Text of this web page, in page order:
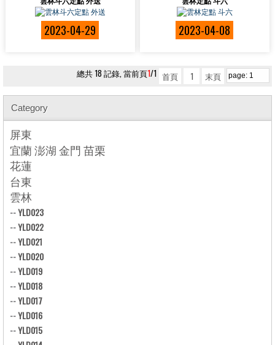
2023-04-29 2023-04-08
總共 18 記錄, 當前頁1/1 首頁 1 末頁
Category
屏東
宜蘭 澎湖 金門 苗栗
花蓮
台東
雲林
--YLD023
--YLD022
--YLD021
--YLD020
--YLD019
--YLD018
--YLD017
--YLD016
--YLD015